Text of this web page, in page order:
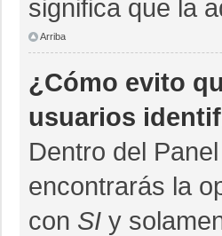
significa que la
Arriba
¿Cómo evito
usuarios
Dentro del
encontrarás la
con SI y